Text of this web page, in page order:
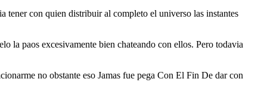
tener con quien distribuir al completo el universo las instantes
la paos excesivamente bien chateando con ellos. Pero todavia
no obstante eso Jamas fue pega Con El Fin De dar con